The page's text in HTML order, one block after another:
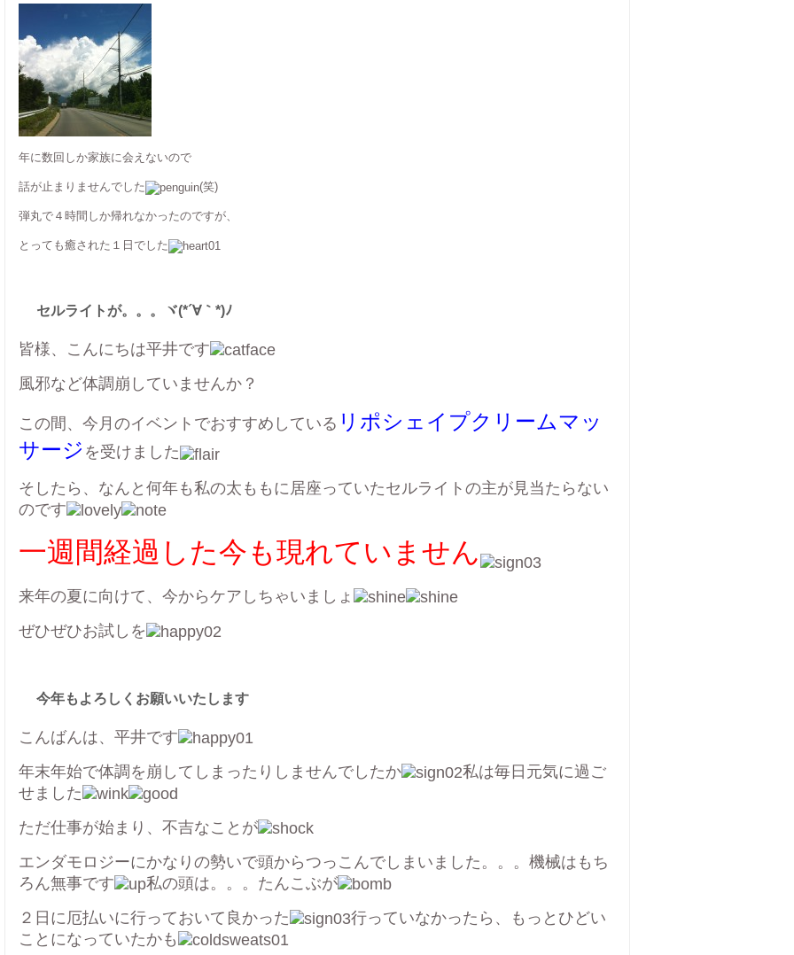
年に数回しか家族に会えないので
話が止まりませんでした (笑)
弾丸で４時間しか帰れなかったのですが、
とっても癒された１日でした
セルライトが。。。ヾ(*´∀｀*)ﾉ
皆様、こんにちは平井です
風邪など体調崩していませんか？
この間、今月のイベントでおすすめしている リポシェイプクリームマッ
サージ を受けました
そしたら、なんと何年も私の太ももに居座っていたセルライトの主が見当たらない
のです
一週間経過した今も現れていません
来年の夏に向けて、今からケアしちゃいましょ
ぜひぜひお試しを
今年もよろしくお願いいたします
こんばんは、平井です
年末年始で体調を崩してしまったりしませんでしたか
私は毎日元気に過ご
せました
ただ仕事が始まり、不吉なことが
エンダモロジーにかなりの勢いで頭からつっこんでしまいました。。。機械はもち
ろん無事です
私の頭は。。。たんこぶが
２日に厄払いに行っておいて良かった
行っていなかったら、もっとひどい
ことになっていたかも